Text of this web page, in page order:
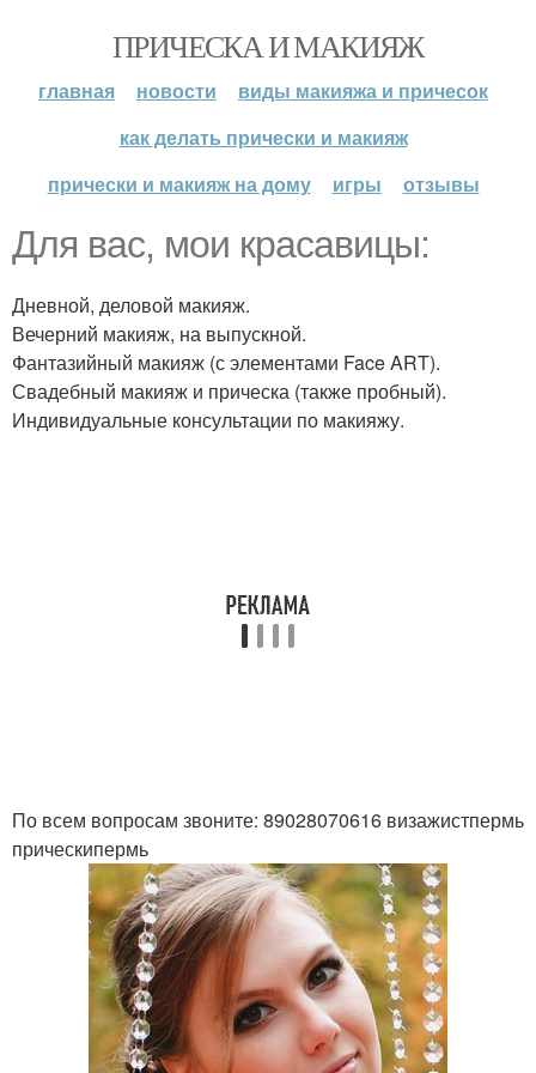
ПРИЧЕСКА И МАКИЯЖ
главная новости
виды макияжа и причесок
как делать прически и макияж
прически и макияж на дому
игры отзывы
Для вас, мои красавицы:
Дневной, деловой макияж.
Вечерний макияж, на выпускной.
Фантазийный макияж (с элементами Face ART).
Свадебный макияж и прическа (также пробный).
Индивидуальные консультации по макияжу.
По всем вопросам звоните: 89028070616 визажистпермь
прическипермь